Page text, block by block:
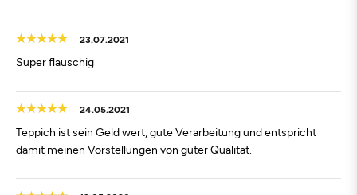
23.07.2021
Super flauschig
24.05.2021
Teppich ist sein Geld wert, gute Verarbeitung und entspricht
damit meinen Vorstellungen von guter Qualität.